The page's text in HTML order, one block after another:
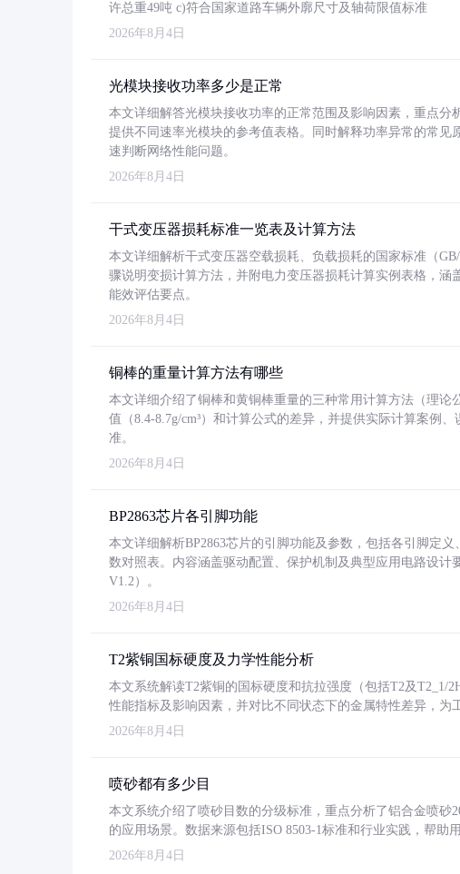
许总重49吨 c)符合国家道路车辆外廓尺寸及轴荷限值标准
2026年8月4日
光模块接收功率多少是正常
本文详细解答光模块接收功率的正常范围及影响因素，重点分
提供不同速率光模块的参考值表格。同时解释功率异常的常
速判断网络性能问题。
2026年8月4日
干式变压器损耗标准一览表及计算方法
本文详细解析干式变压器空载损耗、负载损耗的国家标准（
骤说明变损计算方法，并附电力变压器损耗计算实例表格，涵
能效评估要点。
2026年8月4日
铜棒的重量计算方法有哪些
本文详细介绍了铜棒和黄铜棒重量的三种常用计算方法（理
值（8.4-8.7g/cm³）和计算公式的差异，并提供实际计算案例
准。
2026年8月4日
BP2863芯片各引脚功能
本文详细解析BP2863芯片的引脚功能及参数，包括各引脚定
数对照表。内容涵盖驱动配置、保护机制及典型应用电路设
V1.2）。
2026年8月4日
T2紫铜国标硬度及力学性能分析
本文系统解读T2紫铜的国标硬度和抗拉强度（包括T2及T2_1/
性能指标及影响因素，并对比不同状态下的金属特性差异，为
2026年8月4日
喷砂都有多少目
本文系统介绍了喷砂目数的分级标准，重点分析了铝合金喷砂
的应用场景。数据来源包括ISO 8503-1标准和行业实践，帮助
2026年8月4日